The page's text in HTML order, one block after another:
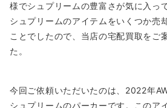
様でシュプリームの豊富さが気に入っ
シュプリームのアイテムをいくつか売
ことでしたので、当店の宅配買取をご
た。
今回ご依頼いただいたのは、2022年
シュプリームのパーカーです。このア